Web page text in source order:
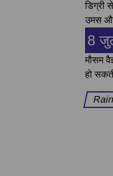
डिग्री
उमस और
8
मौसम
हो
Rain